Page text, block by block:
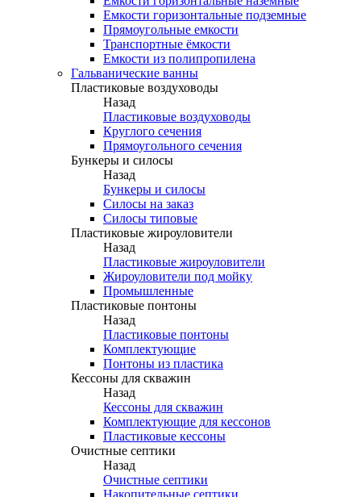
Емкости горизонтальные подземные
Прямоугольные емкости
Транспортные ёмкости
Емкости из полипропилена
Гальванические ванны
Пластиковые воздуховоды
Назад
Пластиковые воздуховоды
Круглого сечения
Прямоугольного сечения
Бункеры и силосы
Назад
Бункеры и силосы
Силосы на заказ
Силосы типовые
Пластиковые жироуловители
Назад
Пластиковые жироуловители
Жироуловители под мойку
Промышленные
Пластиковые понтоны
Назад
Пластиковые понтоны
Комплектующие
Понтоны из пластика
Кессоны для скважин
Назад
Кессоны для скважин
Комплектующие для кессонов
Пластиковые кессоны
Очистные септики
Назад
Очистные септики
Накопительные септики